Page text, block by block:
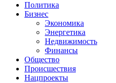
Политика
Бизнес
Экономика
Энергетика
Недвижимость
Финансы
Общество
Происшествия
Нацпроекты